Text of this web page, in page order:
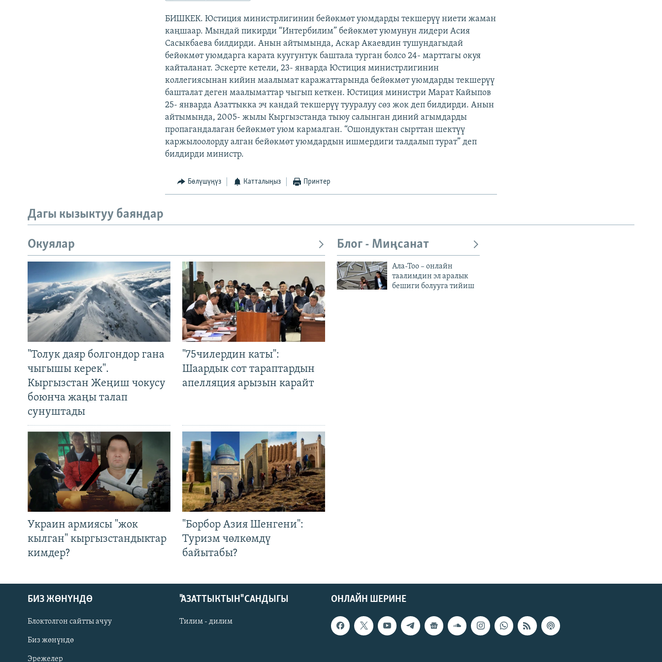
Русский
БИШКЕК. Юстиция министрлигинин бейөкмөт уюмдарды текшерүү ниети жаман
каңшаар. Мындай пикирди “Интербилим” бейөкмөт уюмунун лидери Асия
Сасыкбаева билдирди. Анын айтымында, Аскар Акаевдин тушундагыдай
бейөкмөт уюмдарга карата куугунтук баштала турган болсо 24- марттагы окуя
кайталанат. Эскерте кетели, 23- январда Юстиция министрлигинин
коллегиясынан кийин маалымат каражаттарында бейөкмөт уюмдарды текшерүү
башталат деген маалыматтар чыгып кеткен. Юстиция министри Марат Кайыпов
25- январда Азаттыкка эч кандай текшерүү тууралуу сөз жок деп билдирди. Анын
айтымында, 2005- жылы Кыргызстанда тыюу салынган диний агымдарды
пропагандалаган бейөкмөт уюм кармалган. “Ошондуктан сырттан шектүү
каржылоолорду алган бейөкмөт уюмдардын ишмердиги талдалып турат” деп
билдирди министр.
Бөлүшүңүз Катталыңыз Принтер
Дагы кызыктуу баяндар
Окуялар
"Толук даяр болгондор гана
чыгышы керек".
Кыргызстан Жеңиш чокусу
боюнча жаңы талап
сунуштады
"75чилердин каты":
Шаардык сот тараптардын
апелляция арызын карайт
Украин армиясы "жок
кылган" кыргызстандыктар
кимдер?
"Борбор Азия Шенгени":
Туризм чөлкөмдү
байытабы?
Блог - Миңсанат
Ала-Тоо – онлайн
таалимдин эл аралык
бешиги болууга тийиш
ОНЛАЙН ШЕРИНЕ
БИЗ ЖӨНҮНДӨ
Блоктолгон сайтты ачуу
Биз жөнүндө
Эрежелер
"АЗАТТЫКТЫН" САНДЫГЫ
Тилим - дилим